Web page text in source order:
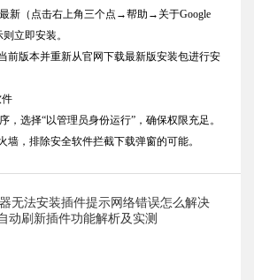
新（点击右上角三个点→帮助→关于Google
立即安装。
前版本并重新从官网下载最新版安装包进行安
件
，选择“以管理员身份运行”，确保权限充足。
墙，排除安全软件拦截下载弹窗的可能。
器无法安装插件提示网络错误怎么解决
动刷新插件功能解析及实测